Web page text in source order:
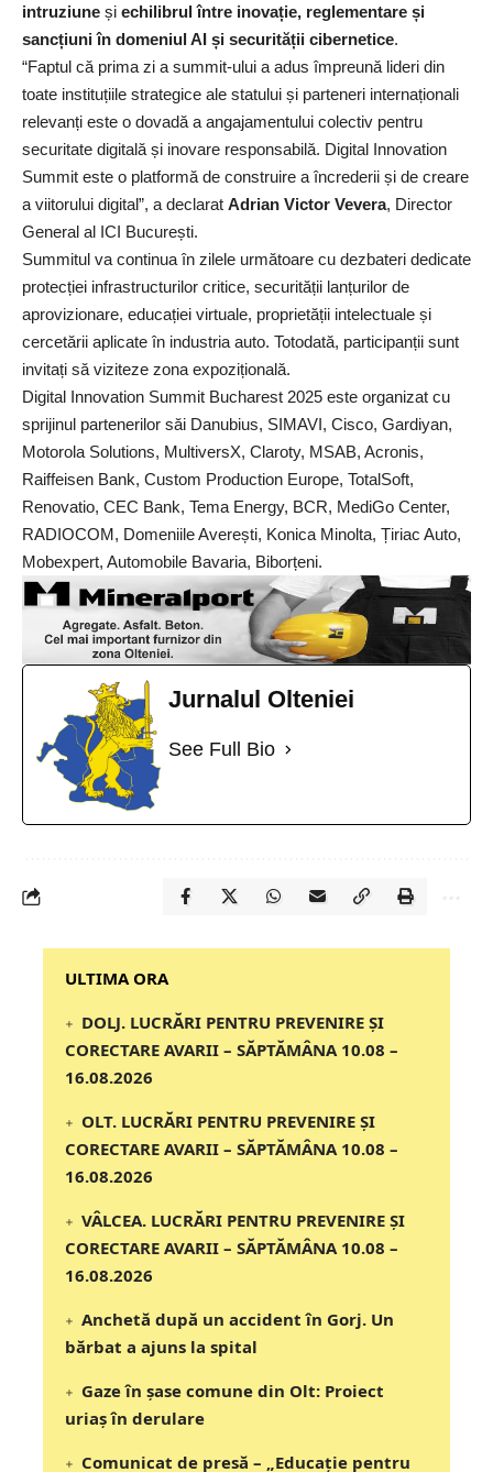
intruziune și echilibrul între inovație, reglementare și
sancțiuni în domeniul AI și securității cibernetice.
“Faptul că prima zi a summit-ului a adus împreună lideri din
toate instituțiile strategice ale statului și parteneri internaționali
relevanți este o dovadă a angajamentului colectiv pentru
securitate digitală și inovare responsabilă. Digital Innovation
Summit este o platformă de construire a încrederii și de creare
a viitorului digital”, a declarat Adrian Victor Vevera, Director
General al ICI București.
Summitul va continua în zilele următoare cu dezbateri dedicate
protecției infrastructurilor critice, securității lanțurilor de
aprovizionare, educației virtuale, proprietății intelectuale și
cercetării aplicate în industria auto. Totodată, participanții sunt
invitați să viziteze zona expozițională.
Digital Innovation Summit Bucharest 2025 este organizat cu
sprijinul partenerilor săi Danubius, SIMAVI, Cisco, Gardiyan,
Motorola Solutions, MultiversX, Claroty, MSAB, Acronis,
Raiffeisen Bank, Custom Production Europe, TotalSoft,
Renovatio, CEC Bank, Tema Energy, BCR, MediGo Center,
RADIOCOM, Domeniile Averești, Konica Minolta, Țiriac Auto,
Mobexpert, Automobile Bavaria, Biborțeni.
Jurnalul Olteniei
See Full Bio
‎‎‎‎‎‎‎ULTIMA ORA
DOLJ. LUCRĂRI PENTRU PREVENIRE ȘI
CORECTARE AVARII – SĂPTĂMÂNA 10.08 –
16.08.2026
OLT. LUCRĂRI PENTRU PREVENIRE ȘI
CORECTARE AVARII – SĂPTĂMÂNA 10.08 –
16.08.2026
VÂLCEA. LUCRĂRI PENTRU PREVENIRE ȘI
CORECTARE AVARII – SĂPTĂMÂNA 10.08 –
16.08.2026
Anchetă după un accident în Gorj. Un
bărbat a ajuns la spital
Gaze în șase comune din Olt: Proiect
uriaș în derulare
Comunicat de presă – „Educație pentru